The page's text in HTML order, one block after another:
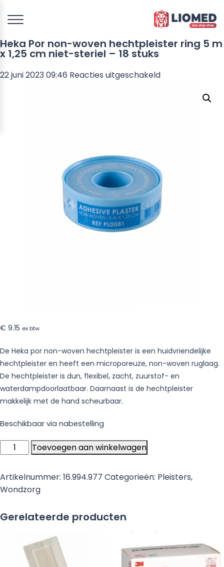
Heka Por non-woven hechtpleister ring 5 m
x 1,25 cm niet-steriel – 18 stuks
22 juni 2023 09:46 Reacties uitgeschakeldvoor
m
x
1,25
cm
€ 9.15 ex btw
De Heka por non-woven hechtpleister is een huidvriendelijke
hechtpleister en heeft een microporeuze, non-woven ruglaag.
De hechtpleister is dun, flexibel, zacht, zuurstof- en
waterdampdoorlaatbaar. Daarnaast is de hechtpleister
makkelijk met de hand scheurbaar.
Beschikbaar via nabestelling
Heka
Por
non-
woven
hechtpleister
5
Toevoegen aan winkelwagen
Artikelnummer: 16.994.977 Categorieën: Pleisters,
Wondzorg
Gerelateerde producten